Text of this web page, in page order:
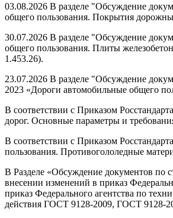
03.08.2026 В разделе "Обсуждение
общего пользования. Покрытия
30.07.2026 В разделе "Обсуждение
общего пользования. Плиты
1.453.26).
23.07.2026 В разделе "Обсуждение
2023 «Дороги автомобильные общего
В соответствии с Приказом
дорог. Основные параметры и
В соответствии с Приказом
пользования. Противогололедные
В Разделе «Обсуждение документов по
внесении изменений в приказ
приказ Федерального агентства по
действия ГОСТ 9128-2009, ГОСТ 9128-